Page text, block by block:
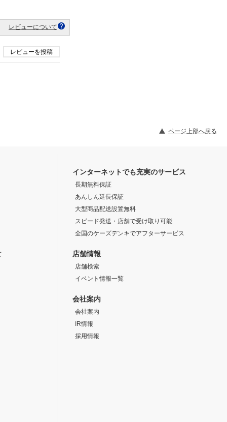
レビューについて
レビューを投稿
ページ上部へ戻る
インターネットでも充実のサービス
長期無料保証
あんしん延長保証
大型商品配送設置無料
スピード発送・店舗で受け取り可能
全国のケーズデンキでアフターサービス
店舗情報
店舗検索
イベント情報一覧
会社案内
会社案内
IR情報
採用情報